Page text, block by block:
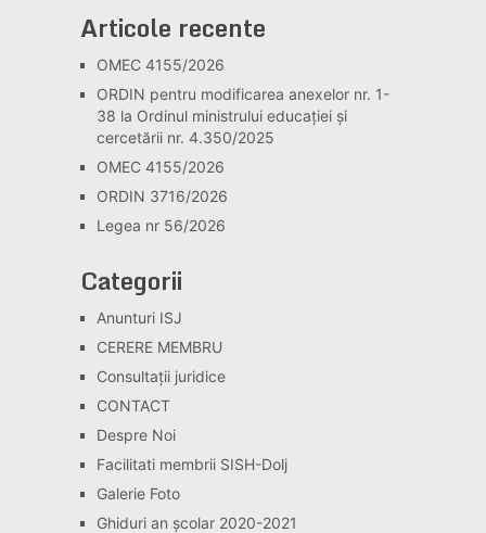
Articole recente
OMEC 4155/2026
ORDIN pentru modificarea anexelor nr. 1-
38 la Ordinul ministrului educației și
cercetării nr. 4.350/2025
OMEC 4155/2026
ORDIN 3716/2026
Legea nr 56/2026
Categorii
Anunturi ISJ
CERERE MEMBRU
Consultaţii juridice
CONTACT
Despre Noi
Facilitati membrii SISH-Dolj
Galerie Foto
Ghiduri an școlar 2020-2021